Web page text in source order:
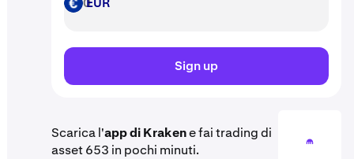
EUR
Sign up
Scarica l'app di Krakene fai trading di
asset 653 in pochi minuti.